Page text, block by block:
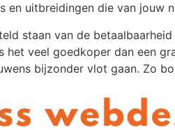
uitbreidingen die van jouw
staan van de
het veel goedkoper dan een
bijzonder vlot gaan. Zo